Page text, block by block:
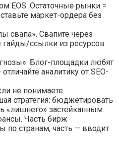
EOS. Остаточные рынки =
маркет-ордера без
свапа». Свапите через
ссылки из ресурсов
Блог-площадки любят
аналитику от SEO-
не понимаете
стратегия: бюджетировать
«лишнего» застейканным.
Часть бирж
по странам, часть — вводит